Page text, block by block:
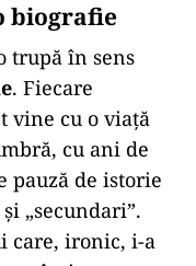
biografie
trupă în sens
. Fiecare
vine cu o viață
cu ani de
pauză de istorie
„secundari”.
care, ironic, i-a